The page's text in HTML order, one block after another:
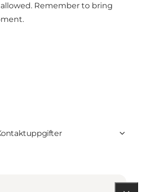
Remember to bring